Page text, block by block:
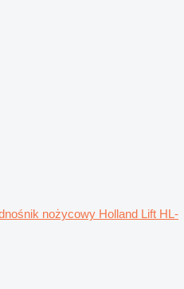
nożycowy Holland Lift HL-